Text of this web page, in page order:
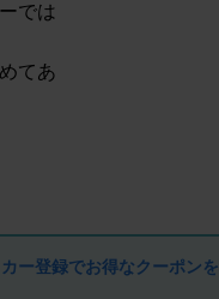
では
てあ
ー登録でお得なクーポン